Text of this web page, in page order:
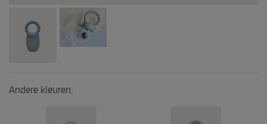
Andere kleuren: